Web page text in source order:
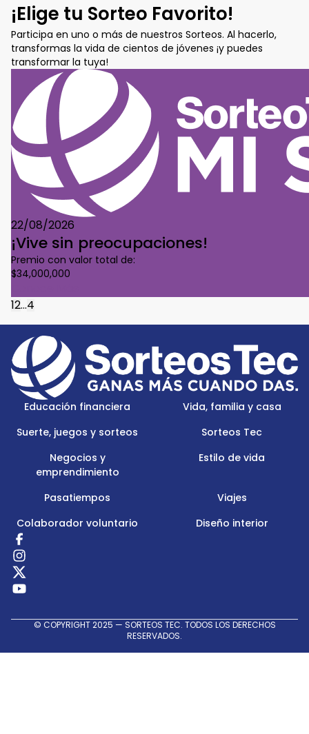
¡Elige tu Sorteo Favorito!
Participa en uno o más de nuestros Sorteos. Al hacerlo,
transformas la vida de cientos de jóvenes ¡y puedes
transformar la tuya!
22/08/2026
¡Vive sin preocupaciones!
Premio con valor total de:
$34,000,000
12...4
Footer
Menu
Logo
Educación financiera
Vida, familia y casa
Suerte, juegos y sorteos
Sorteos Tec
Negocios y
emprendimiento
Estilo de vida
Pasatiempos
Viajes
Colaborador voluntario
Diseño interior
Redes
Sociales
© COPYRIGHT 2025 — SORTEOS TEC. TODOS LOS DERECHOS
RESERVADOS.